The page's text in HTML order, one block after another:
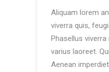
Aliquam lorem
viverra quis,
Phasellus
varius laoreet.
Aenean